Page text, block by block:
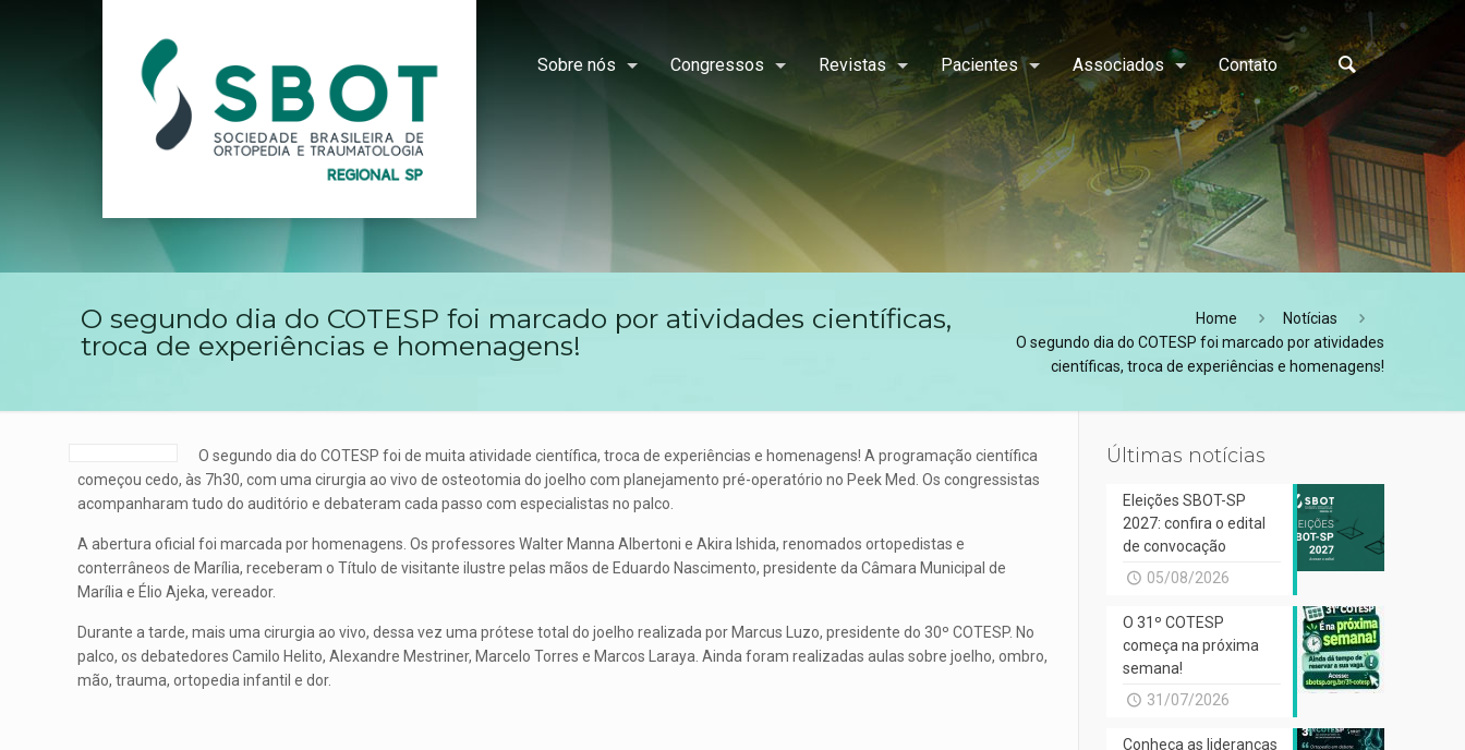
Sobre nós Congressos Revistas Pacientes Associados Contato
O segundo dia do COTESP foi marcado por atividades científicas,
troca de experiências e homenagens!
Home
Notícias
O segundo dia do COTESP foi marcado por atividades
científicas, troca de experiências e homenagens!
O segundo dia do COTESP foi de muita atividade científica, troca de experiências e homenagens! A programação científica
começou cedo, às 7h30, com uma cirurgia ao vivo de osteotomia do joelho com planejamento pré-operatório no Peek Med. Os congressistas
acompanharam tudo do auditório e debateram cada passo com especialistas no palco.
A abertura oficial foi marcada por homenagens. Os professores Walter Manna Albertoni e Akira Ishida, renomados ortopedistas e
conterrâneos de Marília, receberam o Título de visitante ilustre pelas mãos de Eduardo Nascimento, presidente da Câmara Municipal de
Marília e Élio Ajeka, vereador.
Durante a tarde, mais uma cirurgia ao vivo, dessa vez uma prótese total do joelho realizada por Marcus Luzo, presidente do 30º COTESP. No
palco, os debatedores Camilo Helito, Alexandre Mestriner, Marcelo Torres e Marcos Laraya. Ainda foram realizadas aulas sobre joelho, ombro,
mão, trauma, ortopedia infantil e dor.
Últimas notícias
Eleições SBOT-SP
2027: confira o edital
de convocação
05/08/2026
O 31º COTESP
começa na próxima
semana!
31/07/2026
Conheça as lideranças